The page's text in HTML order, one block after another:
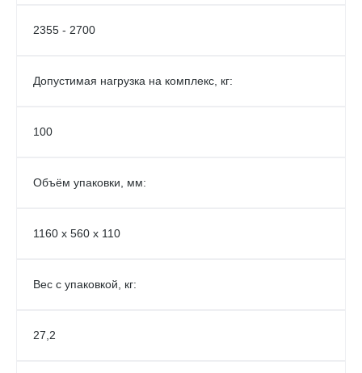
2355 - 2700
Допустимая нагрузка на комплекс, кг:
100
Объём упаковки, мм:
1160 х 560 х 110
Вес с упаковкой, кг:
27,2